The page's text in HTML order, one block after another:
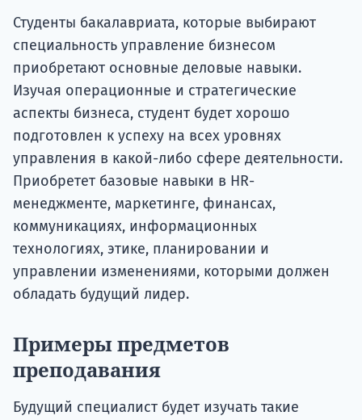
Студенты бакалавриата, которые выбирают
специальность управление бизнесом
приобретают основные деловые навыки.
Изучая операционные и стратегические
аспекты бизнеса, студент будет хорошо
подготовлен к успеху на всех уровнях
управления в какой-либо сфере деятельности.
Приобретет базовые навыки в HR-
менеджменте, маркетинге, финансах,
коммуникациях, информационных
технологиях, этике, планировании и
управлении изменениями, которыми должен
обладать будущий лидер.
Примеры предметов
преподавания
Будущий специалист будет изучать такие